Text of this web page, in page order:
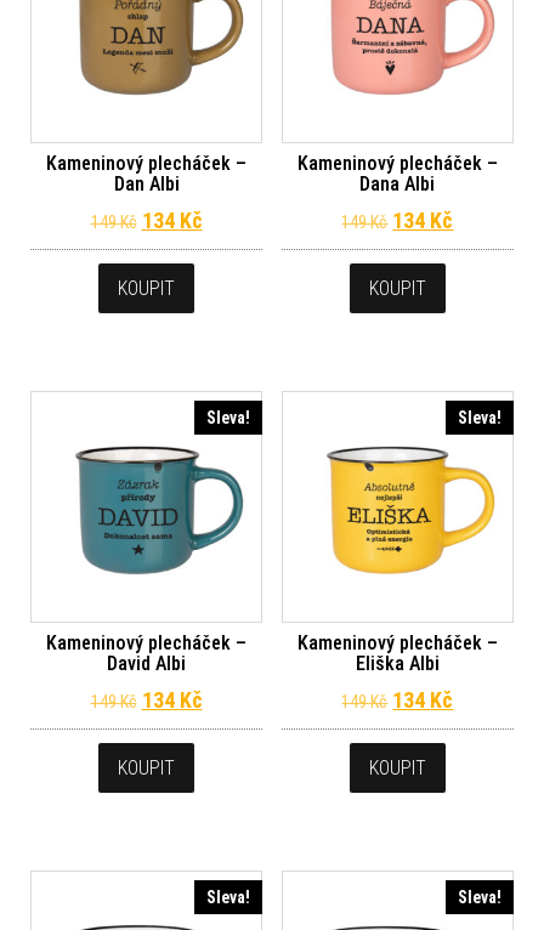
Kameninový plecháček –
Dan Albi
149Kč Původní cena byla: 149 Kč.
134 KčAktuální cena je: 134 Kč.
KOUPIT
Kameninový plecháček –
Dana Albi
149Kč Původní cena
134 Kč
KOUPIT
Sleva!
Kameninový plecháček –
David Albi
149Kč Původní cena byla: 149 Kč.
134 KčAktuální cena je: 134 Kč.
KOUPIT
Sleva!
Kameninový plecháček –
Eliška Albi
149Kč Původní cena
134 Kč
KOUPIT
Sleva! Sleva!